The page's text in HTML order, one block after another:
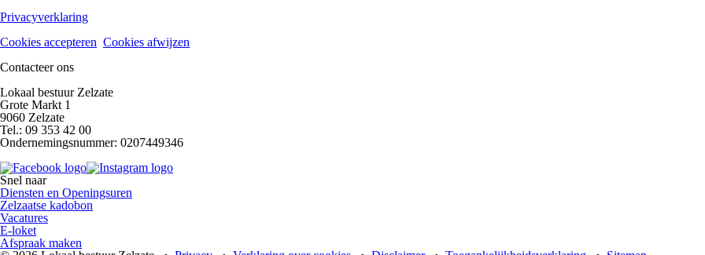
Privacyverklaring
Cookies accepteren Cookies afwijzen
Contacteer ons
Lokaal bestuur Zelzate
Grote Markt 1
9060 Zelzate
Tel.: 09 353 42 00
Ondernemingsnummer: 0207449346
Snel naar
Diensten en Openingsuren
Zelzaatse kadobon
Vacatures
E-loket
Afspraak maken